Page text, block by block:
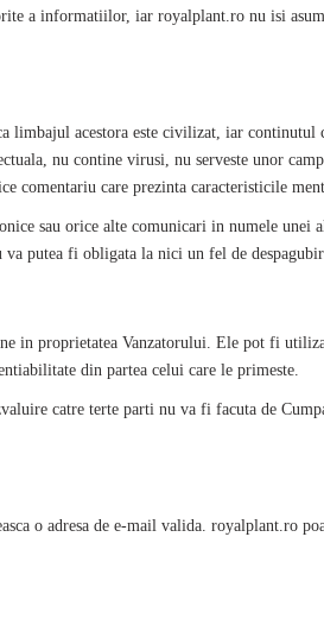
a informatiilor, iar royalplant.ro nu isi
limbajul acestora este civilizat, iar
nu contine virusi, nu serveste unor
comentariu care prezinta caracteristicile
sau orice alte comunicari in numele
putea fi obligata la nici un fel de
in proprietatea Vanzatorului. Ele pot fi
din partea celui care le primeste.
catre terte parti nu va fi facuta de
o adresa de e-mail valida. royalplant.ro